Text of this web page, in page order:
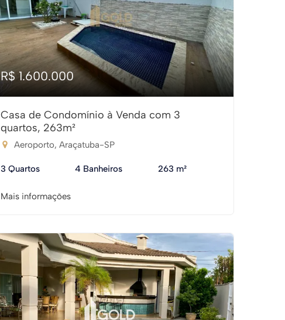
R$ 1.600.000
Casa de Condomínio à Venda com 3
quartos, 263m²
Aeroporto, Araçatuba-SP
3 Quartos 4 Banheiros 263 m²
Mais informações